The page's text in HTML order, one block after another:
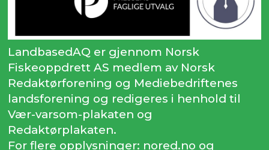
LandbasedAQ er gjennom Norsk
Fiskeoppdrett AS medlem av Norsk
Redaktørforening og Mediebedriftenes
landsforening og redigeres i henhold til
Vær-varsom-plakaten og
Redaktørplakaten.
For flere opplysninger: nored.no og